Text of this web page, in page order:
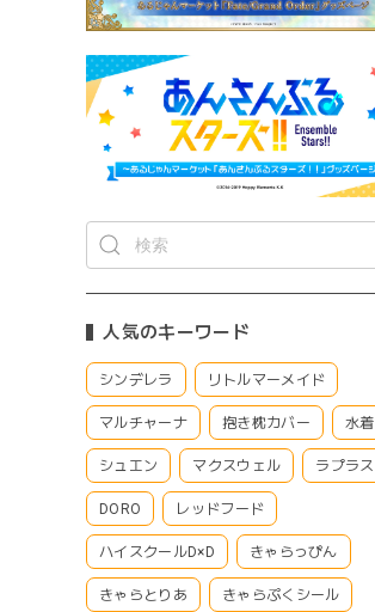
人気のキーワード
シンデレラ リトルマーメイド
マルチャーナ 抱き枕カバー 水着
シュエン マクスウェル ラプラス
DORO レッドフード
ハイスクールD×D きゃらっぴん
きゃらとりあ きゃらぷくシール